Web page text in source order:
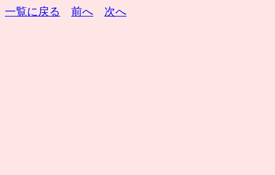
一覧に戻る 前へ 次へ